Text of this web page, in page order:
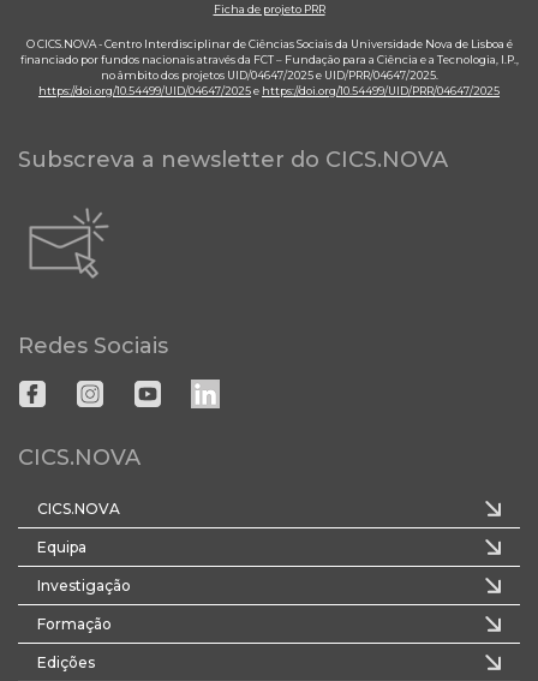
Ficha de projeto PRR
O CICS.NOVA - Centro Interdisciplinar de Ciências Sociais da Universidade Nova de Lisboa é
financiado por fundos nacionais através da FCT – Fundação para a Ciência e a Tecnologia, I.P.,
no âmbito dos projetos UID/04647/2025 e UID/PRR/04647/2025.
https://doi.org/10.54499/UID/04647/2025e https://doi.org/10.54499/UID/PRR/04647/2025
Subscreva a newsletter do CICS.NOVA
Redes Sociais
CICS.NOVA
CICS.NOVA
Equipa
Investigação
Formação
Edições